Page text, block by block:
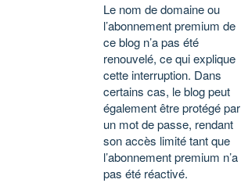
Le nom de domaine ou
l’abonnement premium de
ce blog n’a pas été
renouvelé, ce qui explique
cette interruption. Dans
certains cas, le blog peut
également être protégé par
un mot de passe, rendant
son accès limité tant que
l’abonnement premium n’a
pas été réactivé.